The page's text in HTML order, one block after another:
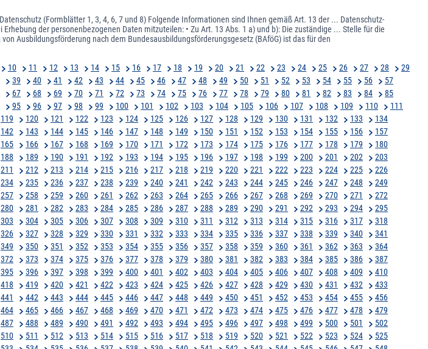
(Formblätter 1, 3, 4, 6, 7 und 8) Folgende Informationen sind Ihnen gemäß Art. 13 der ... Datenschutz-
der personenbezogenen Daten mitzuteilen: • Zu Art. 13 Abs. 1 a) und b): Die zuständige ... Stelle für die
Ausbildungsförderung nach dem Bundesausbildungsförderungsgesetz (BAföG) ist das für den
10 11 12 13 14 15 16 17 18 19 20 21 22 23 24 25 26 27 28
29
39 40 41 42 43 44 45 46 47 48 49 50 51 52 53 54 55 56
57
67 68 69 70 71 72 73 74 75 76 77 78 79 80 81 82 83 84
85
95 96 97 98 99 100 101 102 103 104 105 106 107 108 109 110
111
119 120 121 122 123 124 125 126 127 128 129 130 131 132 133
134
142 143 144 145 146 147 148 149 150 151 152 153 154 155 156
157
165 166 167 168 169 170 171 172 173 174 175 176 177 178 179
180
188 189 190 191 192 193 194 195 196 197 198 199 200 201 202
203
211 212 213 214 215 216 217 218 219 220 221 222 223 224 225
226
234 235 236 237 238 239 240 241 242 243 244 245 246 247 248
249
257 258 259 260 261 262 263 264 265 266 267 268 269 270 271
272
280 281 282 283 284 285 286 287 288 289 290 291 292 293 294
295
303 304 305 306 307 308 309 310 311 312 313 314 315 316 317
318
326 327 328 329 330 331 332 333 334 335 336 337 338 339 340
341
349 350 351 352 353 354 355 356 357 358 359 360 361 362 363
364
372 373 374 375 376 377 378 379 380 381 382 383 384 385 386
387
395 396 397 398 399 400 401 402 403 404 405 406 407 408 409
410
418 419 420 421 422 423 424 425 426 427 428 429 430 431 432
433
441 442 443 444 445 446 447 448 449 450 451 452 453 454 455
456
464 465 466 467 468 469 470 471 472 473 474 475 476 477 478
479
487 488 489 490 491 492 493 494 495 496 497 498 499 500 501
502
510 511 512 513 514 515 516 517 518 519 520 521 522 523 524
525